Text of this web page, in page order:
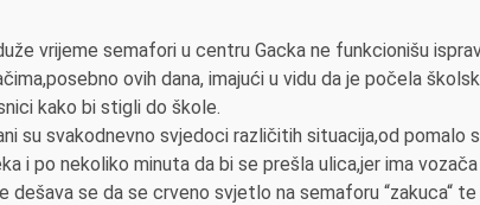
vrijeme semafori u centru Gacka ne funkcionišu
ovih dana, imajući u vidu da je počela
kako bi stigli do škole.
su svakodnevno svjedoci različitih situacija,od pomalo
i po nekoliko minuta da bi se prešla ulica,jer ima
dešava se da se crveno svjetlo na semaforu “zakuca“